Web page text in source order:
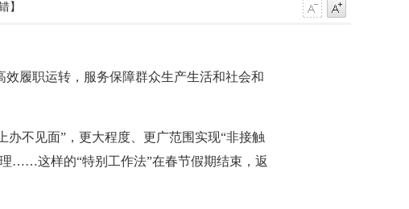
】
履职运转，服务保障群众生产生活和社会和
不见面”，更大程度、更广范围实现“非接触
……这样的“特别工作法”在春节假期结束，返